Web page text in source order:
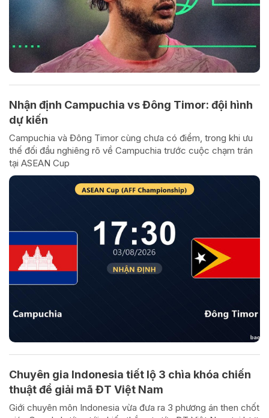
Nhận định Campuchia vs Đông Timor: đội hình
dự kiến
Campuchia và Đông Timor cùng chưa có điểm, trong khi ưu
thế đối đầu nghiêng rõ về Campuchia trước cuộc chạm trán
tại ASEAN Cup
Chuyên gia Indonesia tiết lộ 3 chìa khóa chiến
thuật để giải mã ĐT Việt Nam
Giới chuyên môn Indonesia vừa đưa ra 3 phương án then chốt